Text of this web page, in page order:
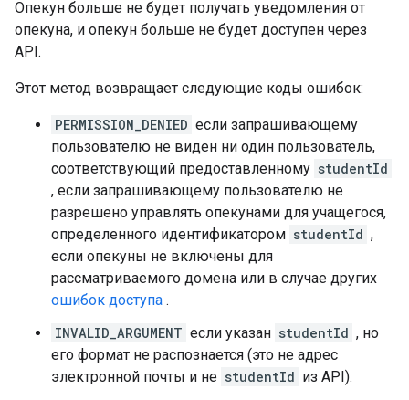
Опекун больше не будет получать уведомления от
опекуна, и опекун больше не будет доступен через
API.
Этот метод возвращает следующие коды ошибок:
PERMISSION_DENIED если запрашивающему
пользователю не виден ни один пользователь,
соответствующий предоставленному studentId
, если запрашивающему пользователю не
разрешено управлять опекунами для учащегося,
определенного идентификатором studentId ,
если опекуны не включены для
рассматриваемого домена или в случае других
ошибок доступа .
INVALID_ARGUMENT если указан studentId , но
его формат не распознается (это не адрес
электронной почты и не studentId из API).